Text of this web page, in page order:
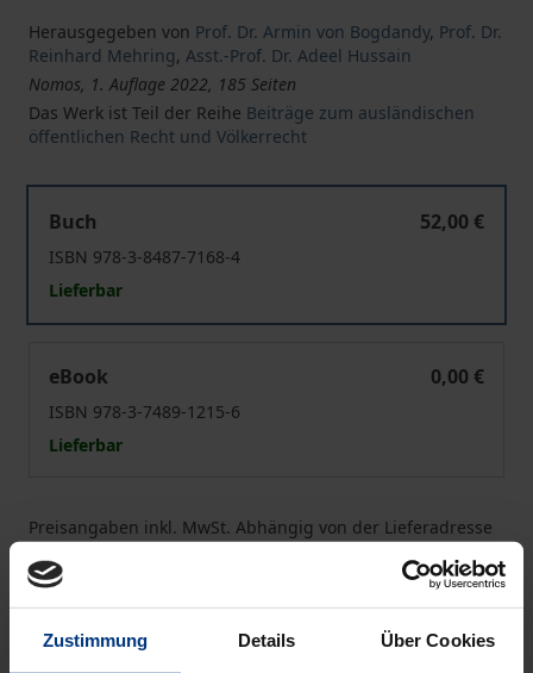
Zustimmung Details Über Cookies
Herausgegeben von Prof. Dr. Armin von Bogdandy, Prof. Dr.
Reinhard Mehring, Asst.-Prof. Dr. Adeel Hussain
Nomos, 1. Auflage 2022, 185 Seiten
Das Werk ist Teil der Reihe Beiträge zum ausländischen
öffentlichen Recht und Völkerrecht
Buch
52,00 €
ISBN 978-3-8487-7168-4
Lieferbar
eBook
0,00 €
ISBN 978-3-7489-1215-6
Lieferbar
Preisangaben inkl. MwSt. Abhängig von der Lieferadresse
Zur Wunschliste hinzufügen